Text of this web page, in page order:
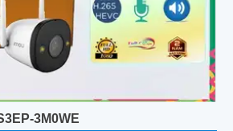
3M0WE